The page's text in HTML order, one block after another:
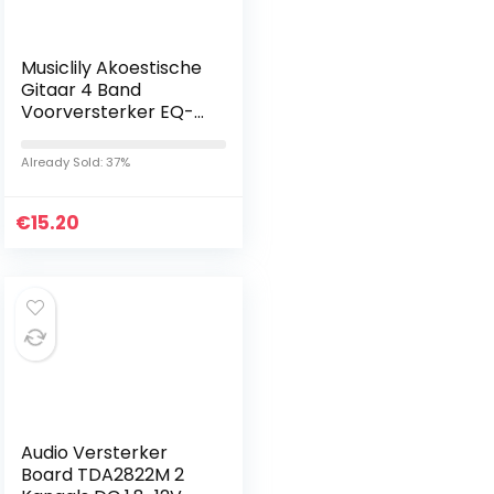
Musiclily Akoestische
Gitaar 4 Band
Voorversterker EQ-
Pickup
Already Sold: 37%
€15.20
Audio Versterker
Board TDA2822M 2